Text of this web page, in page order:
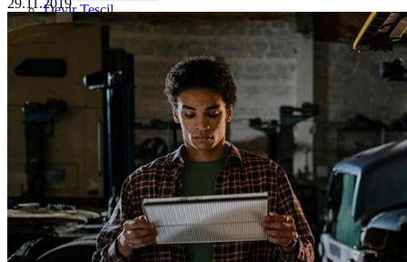
Devir Tescil
Otoshops Mobil
Biz Kimiz
Sıkça Sorulan Sorular
İletişim
Basın Odası
YETKİLİ SATICILAR
29.11.2019